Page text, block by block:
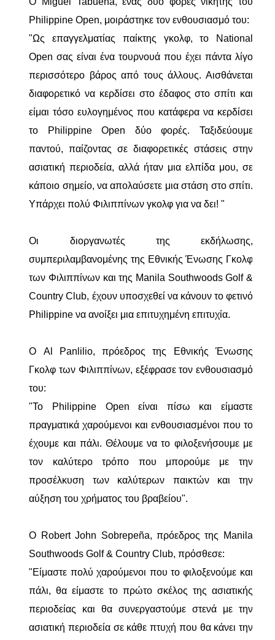
Philippine Open, μοιράστηκε τον ενθουσιασμό του:
"Ως επαγγελματίας παίκτης γκολφ, το National
Open σας είναι ένα τουρνουά που έχει πάντα λίγο
περισσότερο βάρος από τους άλλους. Αισθάνεται
διαφορετικό να κερδίσει στο έδαφος στο σπίτι και
είμαι τόσο ευλογημένος που κατάφερα να κερδίσει
το Philippine Open δύο φορές. Ταξιδεύουμε
παντού, παίζοντας σε διαφορετικές στάσεις στην
ασιατική περιοδεία, αλλά ήταν μια ελπίδα μου, σε
κάποιο σημείο, να απολαύσετε μια στάση στο σπίτι.
Υπάρχει πολύ Φιλιππίνων γκολφ για να δει! "
Οι διοργανωτές της εκδήλωσης,
συμπεριλαμβανομένης της Εθνικής Ένωσης Γκολφ
των Φιλιππίνων και της Manila Southwoods Golf &
Country Club, έχουν υποσχεθεί να κάνουν το φετινό
Philippine να ανοίξει μια επιτυχημένη επιτυχία.
Ο Al Panlilio, πρόεδρος της Εθνικής Ένωσης
Γκολφ των Φιλιππίνων, εξέφρασε τον ενθουσιασμό
του:
"Το Philippine Open είναι πίσω και είμαστε
πραγματικά χαρούμενοι και ενθουσιασμένοι που το
έχουμε και πάλι. Θέλουμε να το φιλοξενήσουμε με
τον καλύτερο τρόπο που μπορούμε με την
προσέλκυση των καλύτερων παικτών και την
αύξηση του χρήματος του βραβείου".
Ο Robert John Sobrepeña, πρόεδρος της Manila
Southwoods Golf & Country Club, πρόσθεσε:
"Είμαστε πολύ χαρούμενοι που το φιλοξενούμε και
πάλι, θα είμαστε το πρώτο σκέλος της ασιατικής
περιοδείας και θα συνεργαστούμε στενά με την
ασιατική περιοδεία σε κάθε πτυχή που θα κάνει την